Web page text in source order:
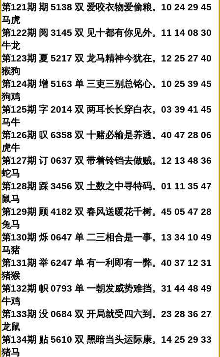
第121期 期 5138 双 爱咬衣物爱偷粮。10 24 29 45
马虎
第122期 阅 3145 双 见十都有你见外。11 14 08 30
牛龙
第123期 夏 5217 双 龙马精神今犹在。12 25 27 40
猴狗
第124期 增 5163 单 三吏三别总铭心。10 25 39 45
狗鸡
第125期 字 2014 双 两耳长长穿白衣。03 39 41 45
马牛
第126期 叹 6358 双 十赌必输是养透。40 47 28 06
虎牛
第127期 订 0637 双 带着铃铛去做贼。12 13 48 36
蛇马
第128期 踩 3456 双 土数之中寻特码。01 11 35 47
鼠马
第129期 顾 4182 双 春风送暖花千树。45 05 47 28
兔马
第130期 烁 0647 单 二三相合是一事。13 34 10 49
马猪
第131期 举 6247 单 有一利即有一弊。40 37 12 31
猪猴
第132期 帜 0793 单 一朝发威势难挡。31 44 48 49
牛鸡
第133期 没 0684 双 开局就受四六到。23 28 36 27
龙鼠
第134期 贴 5610 双 黑暗当头运际康。14 25 29 33
猪马